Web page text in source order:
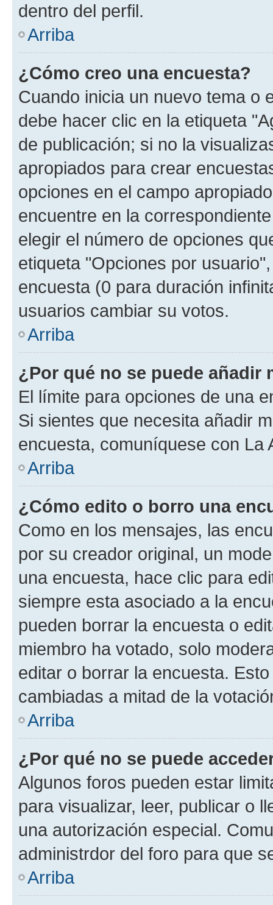
dentro del perfil.
Arriba
¿Cómo creo una encuesta?
Cuando inicia un nuevo tema o
debe hacer clic en la etiqueta
de publicación; si no la
apropiados para crear
opciones en el campo
encuentre en la
elegir el número de opciones
etiqueta "Opciones por
encuesta (0 para duración
usuarios cambiar su votos.
Arriba
¿Por qué no se puede añadir
El límite para opciones de una
Si sientes que necesita añadir
encuesta, comuníquese con La
Arriba
¿Cómo edito o borro una
Como en los mensajes, las
por su creador original, un
una encuesta, hace clic para
siempre esta asociado a la
pueden borrar la encuesta o
miembro ha votado, solo
editar o borrar la encuesta.
cambiadas a mitad de la
Arriba
¿Por qué no se puede
Algunos foros pueden estar
para visualizar, leer, publicar o
una autorización especial.
administrdor del foro para que
Arriba